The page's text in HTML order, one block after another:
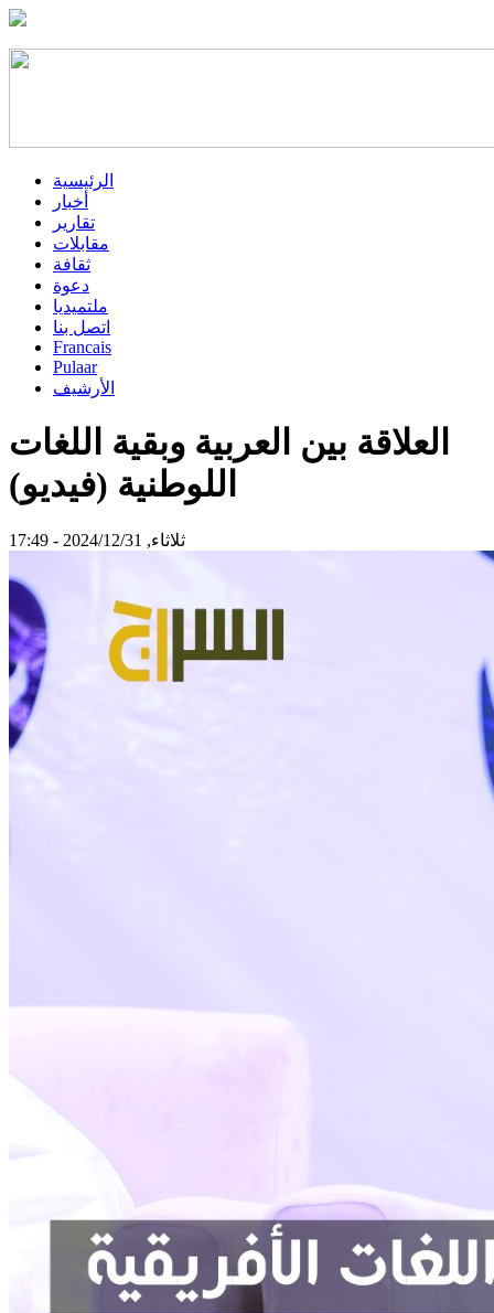
الرئيسية
أخبار
تقارير
مقابلات
ثقافة
دعوة
ملتميديا
اتصل بنا
Francais
Pulaar
الأرشيف
العلاقة بين العربية وبقية اللغات
اللوطنية (فيديو)
ثلاثاء, 2024/12/31 - 17:49